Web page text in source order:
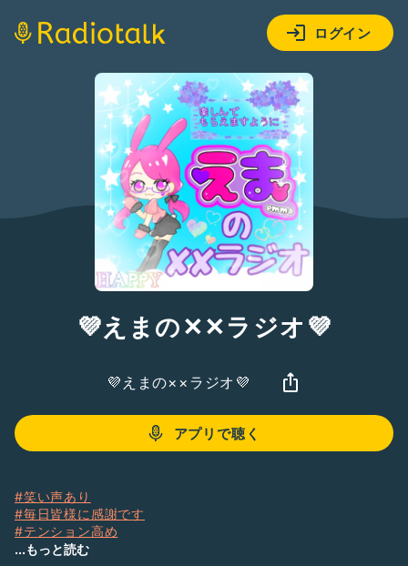
ログイン
💜えまの✕✕ラジオ💜
💜えまの××ラジオ💜
アプリで聴く
#笑い声あり
#毎日皆様に感謝です
#テンション高め
#皆様に聞きたい！
...もっと読む